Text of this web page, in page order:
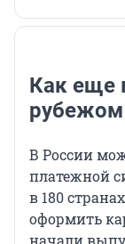
Как еще
рубежом
В России
платежной
в 180
оформить
начали